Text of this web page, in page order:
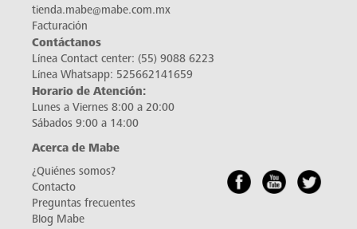
tienda.mabe@mabe.com.mx
Facturación
Contáctanos
Línea Contact center: (55) 9088 6223
Línea Whatsapp: 525662141659
Horario de Atención:
Lunes a Viernes 8:00 a 20:00
Sábados 9:00 a 14:00
Acerca de Mabe
¿Quiénes somos?
Contacto
Preguntas frecuentes
Blog Mabe